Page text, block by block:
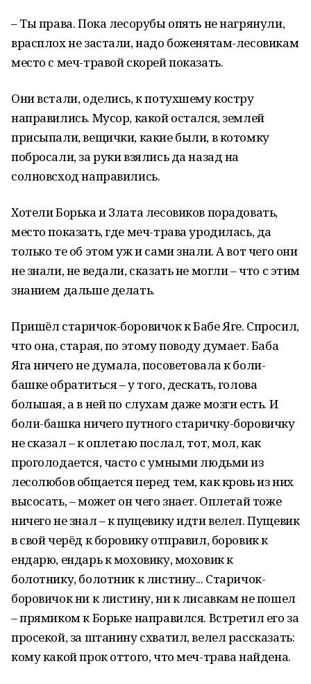
– Ты права. Пока лесорубы опять не нагрянули,
врасплох не застали, надо боженятам-лесовикам
место с меч-травой скорей показать.
Они встали, оделись, к потухшему костру
направились. Мусор, какой остался, землей
присыпали, вещички, какие были, в котомку
побросали, за руки взялись да назад на
солновсход направились.
Хотели Борька и Злата лесовиков порадовать,
место показать, где меч-трава уродилась, да
только те об этом уж и сами знали. А вот чего они
не знали, не ведали, сказать не могли – что с этим
знанием дальше делать.
Пришёл старичок-боровичок к Бабе Яге. Спросил,
что она, старая, по этому поводу думает. Баба
Яга ничего не думала, посоветовала к боли-
башке обратиться – у того, дескать, голова
большая, а в ней по слухам даже мозги есть. И
боли-башка ничего путного старичку-боровичку
не сказал – к оплетаю послал, тот, мол, как
проголодается, часто с умными людьми из
лесолюбов общается перед тем, как кровь из них
высосать, – может он чего знает. Оплетай тоже
ничего не знал – к пущевику идти велел. Пущевик
в свой черёд к боровику отправил, боровик к
ендарю, ендарь к моховику, моховик к
болотнику, болотник к листину... Старичок-
боровичок ни к листину, ни к лисавкам не пошел
– прямиком к Борьке направился. Встретил его за
просекой, за штанину схватил, велел рассказать:
кому какой прок оттого, что меч-трава найдена.